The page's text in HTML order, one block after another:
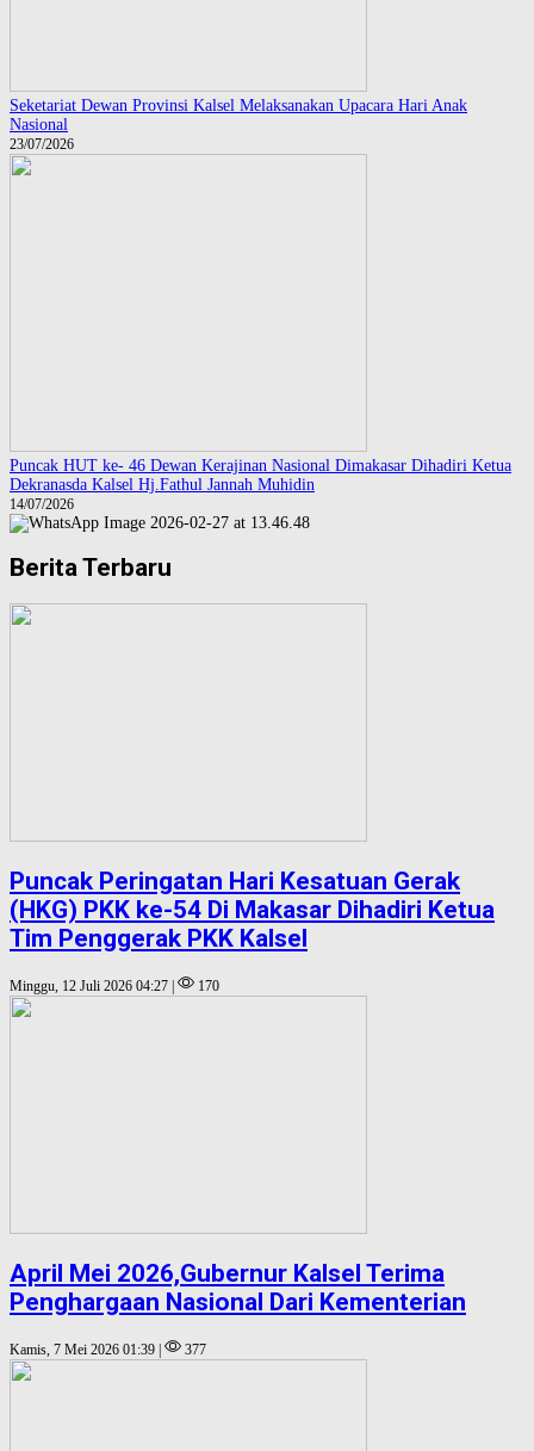
Seketariat Dewan Provinsi Kalsel Melaksanakan Upacara Hari Anak
Nasional
23/07/2026
Puncak HUT ke- 46 Dewan Kerajinan Nasional Dimakasar Dihadiri Ketua
Dekranasda Kalsel Hj.Fathul Jannah Muhidin
14/07/2026
Berita Terbaru
Puncak Peringatan Hari Kesatuan Gerak
(HKG) PKK ke-54 Di Makasar Dihadiri Ketua
Tim Penggerak PKK Kalsel
Minggu, 12 Juli 2026 04:27 | 170
April Mei 2026,Gubernur Kalsel Terima
Penghargaan Nasional Dari Kementerian
Kamis, 7 Mei 2026 01:39 | 377